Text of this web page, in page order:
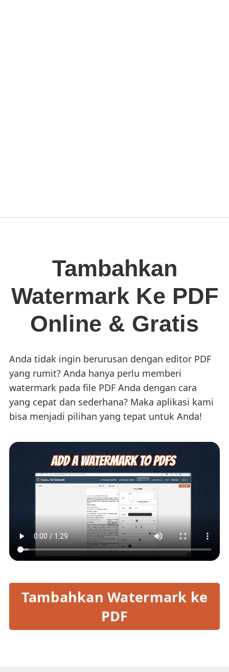
Tambahkan
Watermark Ke PDF
Online & Gratis
Anda tidak ingin berurusan dengan editor PDF
yang rumit? Anda hanya perlu memberi
watermark pada file PDF Anda dengan cara
yang cepat dan sederhana? Maka aplikasi kami
bisa menjadi pilihan yang tepat untuk Anda!
Tambahkan Watermark ke
PDF